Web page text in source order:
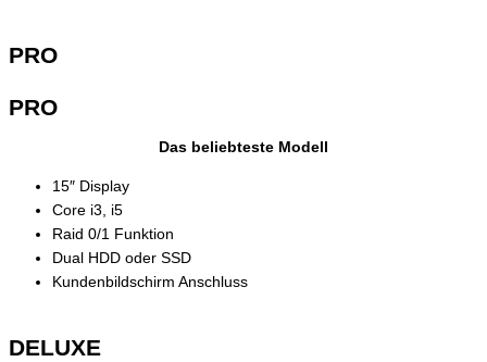
PRO
PRO
Das beliebteste Modell
15″ Display
Core i3, i5
Raid 0/1 Funktion
Dual HDD oder SSD
Kundenbildschirm Anschluss
DELUXE